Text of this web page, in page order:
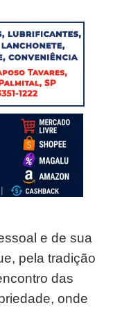
e de sua
pela tradição
das
onde